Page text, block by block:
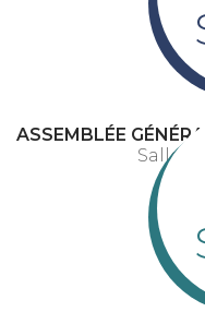
ASSEMBLÉE
Salle